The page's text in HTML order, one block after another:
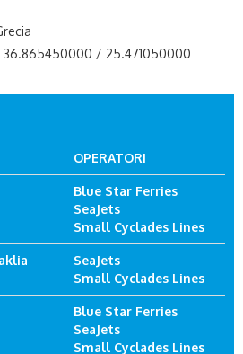
36.865450000 / 25.471050000
OPERATORI
Blue Star Ferries
SeaJets
Small Cyclades Lines
SeaJets
Small Cyclades Lines
Blue Star Ferries
SeaJets
Small Cyclades Lines